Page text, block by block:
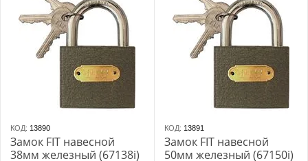
КОД: 13890
Замок FIT навесной
38мм железный (67138i)
КОД: 13891
Замок FIT навесной
50мм железный (67150i)